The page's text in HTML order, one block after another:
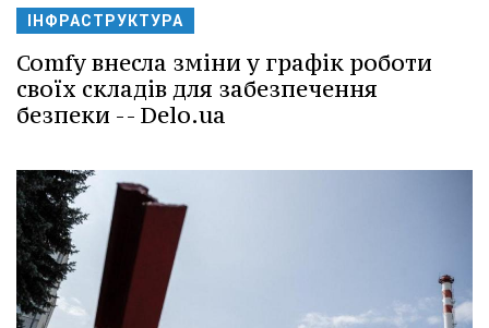
ІНФРАСТРУКТУРА
Comfy внесла зміни у графік роботи
своїх складів для забезпечення
безпеки -- Delo.ua